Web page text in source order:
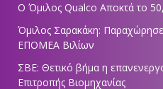
Ο Όμιλος Qualco Αποκτά το
Όμιλος Σαρακάκη:
ΕΠΟΜΕΑ Βιλίων
ΣΒΕ: Θετικό βήμα η
Επιτροπής Βιομηχανίας